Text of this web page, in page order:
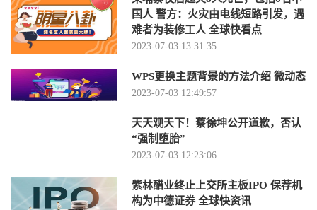
国人 警方：火灾由电线短路引发，遇
难者为装修工人 全球快看点
2023-07-03 13:31:35
WPS更换主题背景的方法介绍 微动态
2023-07-03 12:49:57
天天观天下！蔡徐坤公开道歉，否认
“强制堕胎”
2023-07-03 12:23:06
紫林醋业终止上交所主板IPO 保荐机
构为中德证券 全球快资讯